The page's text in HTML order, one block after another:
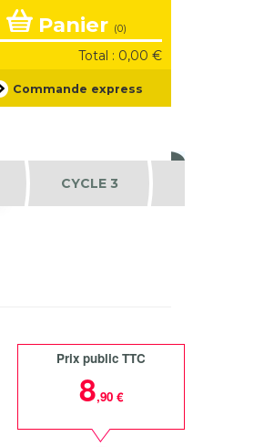
Panier (0)
Total : 0,00 €
Commande express
CYCLE 3
Prix public TTC
8,90 €